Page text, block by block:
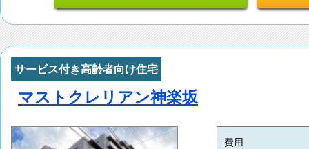
サービス付き高齢者向け住宅
マストクレリアン神楽坂
費用